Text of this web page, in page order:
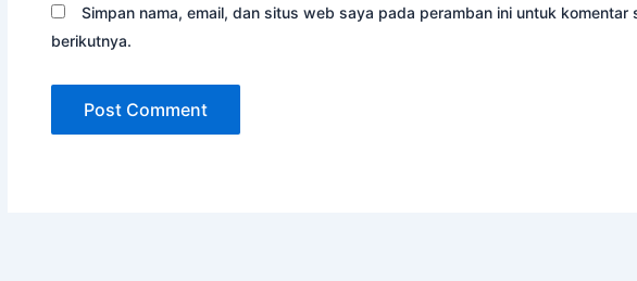
Simpan nama, email, dan situs web saya pada peramban ini untuk komentar
berikutnya.